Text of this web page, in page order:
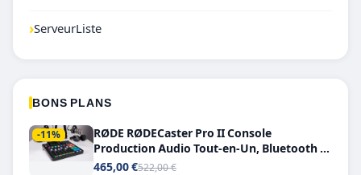
›ServeurListe
BONS PLANS
-11%
RØDE RØDECaster Pro II Console
Production Audio Tout-en-Un, Bluetooth et
Double USB-C
465,00 €522,00 €